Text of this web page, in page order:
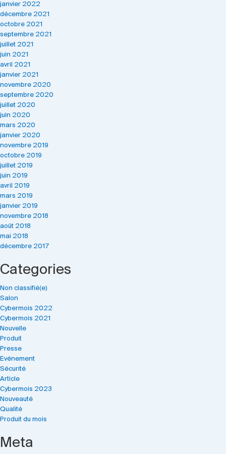
janvier 2022
décembre 2021
octobre 2021
septembre 2021
juillet 2021
juin 2021
avril 2021
janvier 2021
novembre 2020
septembre 2020
juillet 2020
juin 2020
mars 2020
janvier 2020
novembre 2019
octobre 2019
juillet 2019
juin 2019
avril 2019
mars 2019
janvier 2019
novembre 2018
août 2018
mai 2018
décembre 2017
Categories
Non classifié(e)
Salon
Cybermois 2022
Cybermois 2021
Nouvelle
Produit
Presse
Evénement
Sécurité
Article
Cybermois 2023
Nouveauté
Qualité
Produit du mois
Meta